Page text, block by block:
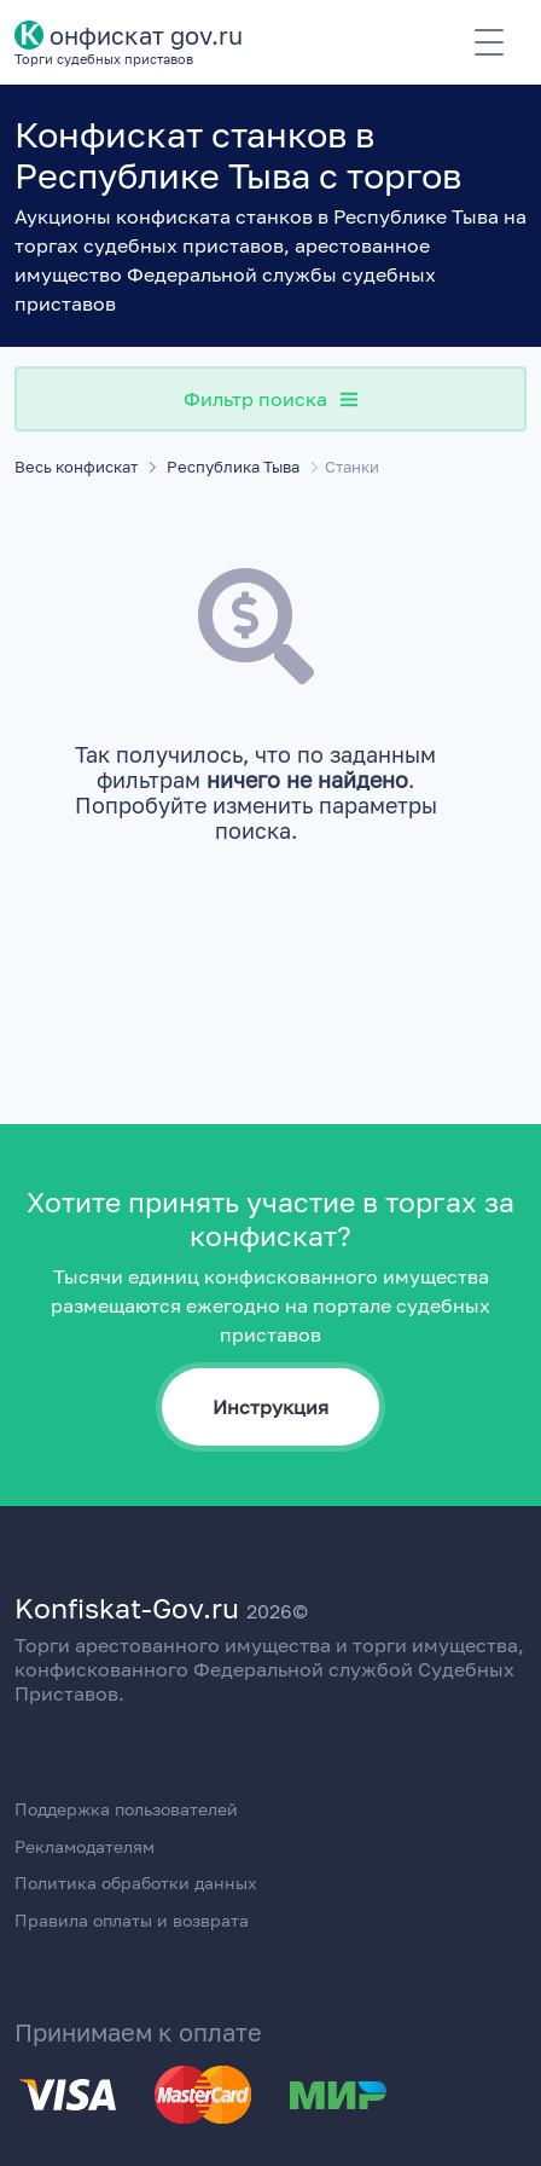
К онфискат gov.ru
Торги судебных приставов
Конфискат станков в
Республике Тыва с торгов
Аукционы конфиската станков в Республике Тыва на
торгах судебных приставов, арестованное
имущество Федеральной службы судебных
приставов
Фильтр поиска
Весь конфискат Республика Тыва Станки
Так получилось, что по заданным
фильтрам ничего не найдено.
Попробуйте изменить параметры
поиска.
Хотите принять участие в торгах за
конфискат?
Тысячи единиц конфискованного имущества
размещаются ежегодно на портале судебных
приставов
Инструкция
Konfiskat-Gov.ru 2026©
Торги арестованного имущества и торги имущества,
конфискованного Федеральной службой Судебных
Приставов.
Поддержка пользователей
Рекламодателям
Политика обработки данных
Правила оплаты и возврата
Принимаем к оплате